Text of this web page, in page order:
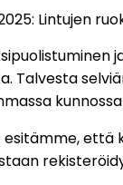
Lintujen
Talvesta
että